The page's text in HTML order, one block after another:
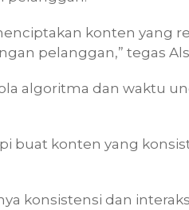
konten yang
pelanggan,” tegas
algoritma dan waktu
buat konten yang
konsistensi dan